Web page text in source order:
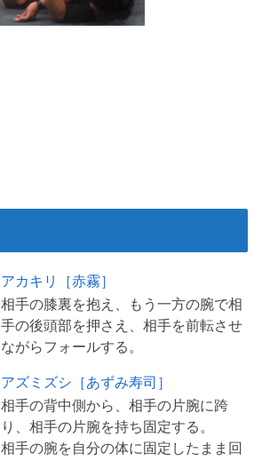
アカキリ［赤霧］
相手の膝裏を抱え、もう一方の腕で相
手の後頭部を押さえ、相手を前転させ
アズミズシ［あずみ寿司］
相手の背中側から、相手の片腕に跨
り、相手の片腕を持ち固定する。
相手の腕を自分の体に固定したまま回